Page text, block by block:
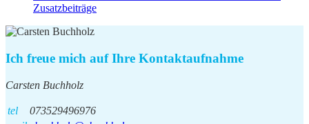
Zusatzbeiträge
Ich freue mich auf Ihre Kontaktaufnahme
Carsten Buchholz
tel
073529496976